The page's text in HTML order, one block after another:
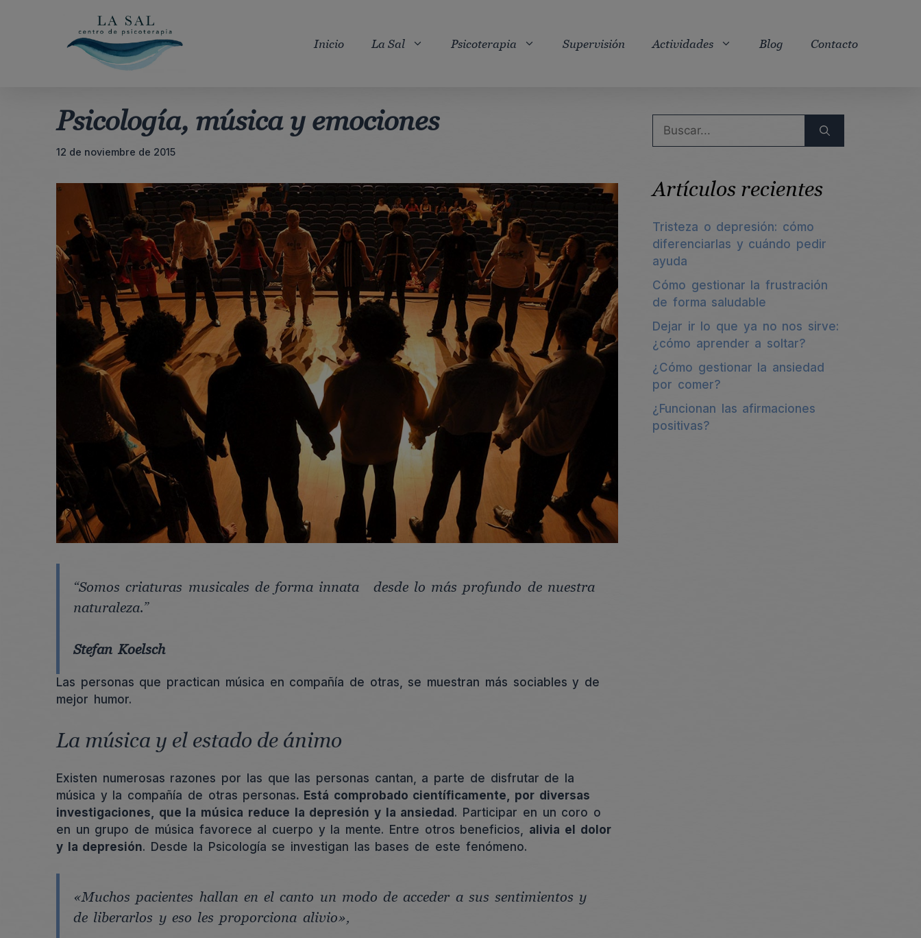
Inicio La Sal Psicoterapia Supervisión Actividades Blog Contacto
Psicología, música y emociones
12 de noviembre de 2015
“Somos criaturas musicales de forma innata desde lo más profundo de nuestra
naturaleza.”
Stefan Koelsch
Las personas que practican música en compañía de otras, se muestran más sociables y de
mejor humor.
La música y el estado de ánimo
Existen numerosas razones por las que las personas cantan, a parte de disfrutar de la
música y la compañía de otras personas. Está comprobado científicamente, por diversas
investigaciones, que la música reduce la depresión y la ansiedad . Participar en un coro o
en un grupo de música favorece al cuerpo y la mente. Entre otros beneficios, alivia el dolor
y la depresión. Desde la Psicología se investigan las bases de este fenómeno.
«Muchos pacientes hallan en el canto un modo de acceder a sus sentimientos y
de liberarlos y eso les proporciona alivio»,
Artículos recientes
Tristeza o depresión: cómo
diferenciarlas y cuándo pedir
ayuda
Cómo gestionar la frustración
de forma saludable
Dejar ir lo que ya no nos sirve:
¿cómo aprender a soltar?
¿Cómo gestionar la ansiedad
por comer?
¿Funcionan las afirmaciones
positivas?